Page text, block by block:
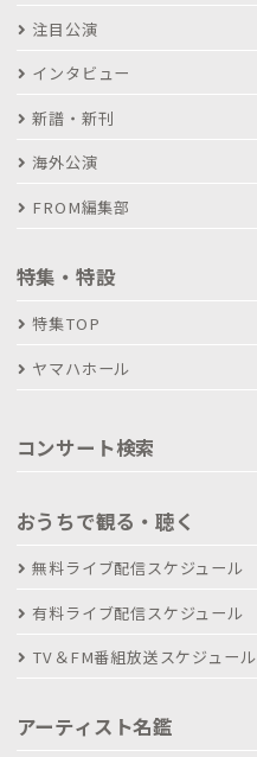
注目公演
インタビュー
新譜・新刊
海外公演
FROM編集部
特集・特設
特集TOP
ヤマハホール
コンサート検索
おうちで観る・聴く
無料ライブ配信スケジュール
有料ライブ配信スケジュール
TV＆FM番組放送スケジュール
アーティスト名鑑